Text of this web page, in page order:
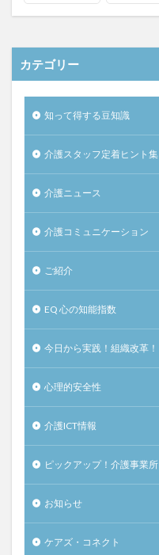
カテゴリー
知って得する豆知識
介護スタッフ定着ヒント集
介護ニュース
介護コミュニケーション
ご紹介
EQ 心の知能指数
今日から実践！組織改革！
心理的安全性
介護ICT情報
ピックアップ！介護事業所
お知らせ
ケアズ・コネクト